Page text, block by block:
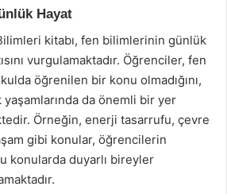
Hayat
kitabı, fen bilimlerinin günlük
vurgulamaktadır. Öğrenciler, fen
öğrenilen bir konu olmadığını,
yaşamlarında da önemli bir yer
Örneğin, enerji tasarrufu, çevre
gibi konular, öğrencilerin
konularda duyarlı bireyler